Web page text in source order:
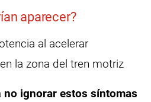
aparecer?
al acelerar
la zona del tren motriz
no ignorar estos síntomas